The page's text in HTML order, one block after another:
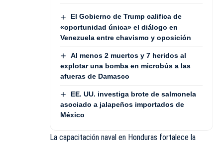
El Gobierno de Trump califica de
«oportunidad única» el diálogo en
Venezuela entre chavismo y oposición
Al menos 2 muertos y 7 heridos al
explotar una bomba en microbús a las
afueras de Damasco
EE. UU. investiga brote de salmonela
asociado a jalapeños importados de
México
La capacitación naval en Honduras fortalece la